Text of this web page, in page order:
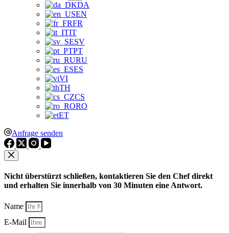
DA
EN
FR
IT
SV
PT
RU
ES
VI
TH
CS
RO
ET
Anfrage senden
Nicht überstürzt schließen, kontaktieren Sie den Chef direkt
und erhalten Sie innerhalb von 30 Minuten eine Antwort.
Name
E-Mail